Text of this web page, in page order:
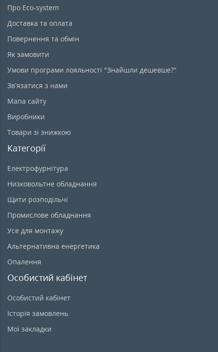
Про Eco-system
Доставка та оплата
Повернення та обмін
Як замовити
Умови програми лояльності "Знайшли дешевше?"
Зв’язатися з нами
Мапа сайту
Виробники
Товари зі знижкою
Категорії
Електрофурнітура
Низковольтне обладнання
Щити розподільчі
Промислове обладнання
Усе для монтажу
Альтернативна енергетика
Опалення
Особистий кабінет
Особистий кабінет
Історія замовлень
Мої закладки